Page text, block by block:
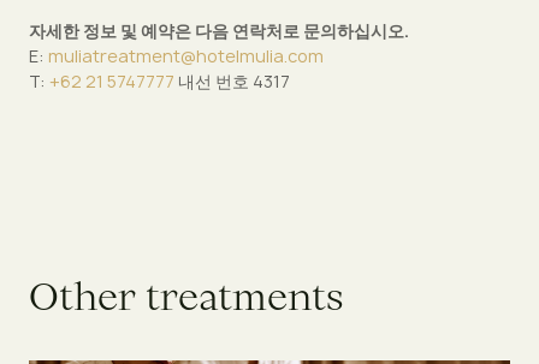
자세한 정보 및 예약은 다음 연락처로 문의하십시오.
E: muliatreatment@hotelmulia.com
T: +62 21 5747777 내선 번호 4317
Other treatments